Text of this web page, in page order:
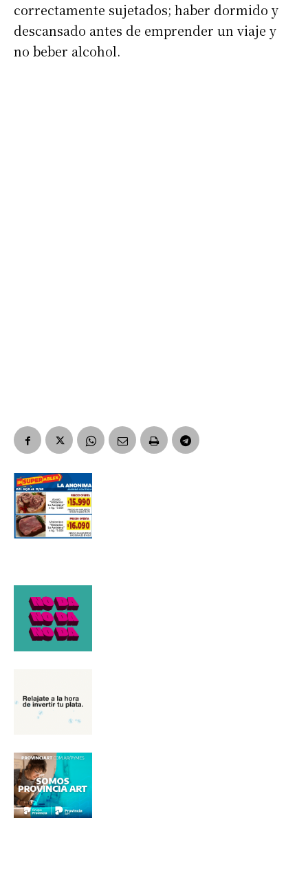
correctamente sujetados; haber dormido y
descansado antes de emprender un viaje y
no beber alcohol.